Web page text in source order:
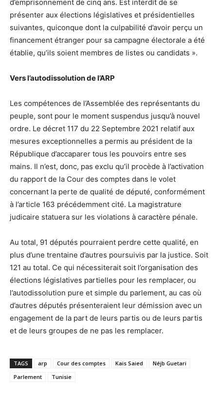
d’emprisonnement de cinq ans. Est interdit de se
présenter aux élections législatives et présidentielles
suivantes, quiconque dont la culpabilité d’avoir perçu un
financement étranger pour sa campagne électorale a été
établie, qu’ils soient membres de listes ou candidats ».
Vers l’autodissolution de l’ARP
Les compétences de l’Assemblée des représentants du
peuple, sont pour le moment suspendus jusqu’à nouvel
ordre. Le décret 117 du 22 Septembre 2021 relatif aux
mesures exceptionnelles a permis au président de la
République d’accaparer tous les pouvoirs entre ses
mains. Il n’est, donc, pas exclu qu’il procède à l’activation
du rapport de la Cour des comptes dans le volet
concernant la perte de qualité de député, conformément
à l’article 163 précédemment cité. La magistrature
judicaire statuera sur les violations à caractère pénale.
Au total, 91 députés pourraient perdre cette qualité, en
plus d’une trentaine d’autres poursuivis par la justice. Soit
121 au total. Ce qui nécessiterait soit l’organisation des
élections législatives partielles pour les remplacer, ou
l’autodissolution pure et simple du parlement, au cas où
d’autres députés présenteraient leur démission avec un
engagement de la part de leurs partis ou de leurs partis
et de leurs groupes de ne pas les remplacer.
TAGS arp Cour des comptes Kais Saied
Néjb Guetari
Parlement
Tunisie